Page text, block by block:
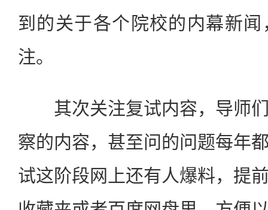
到的关于各个院校的内幕新
注。
其次关注复试内容，导师们
察的内容，甚至问的问题每年
试这阶段网上还有人爆料，提